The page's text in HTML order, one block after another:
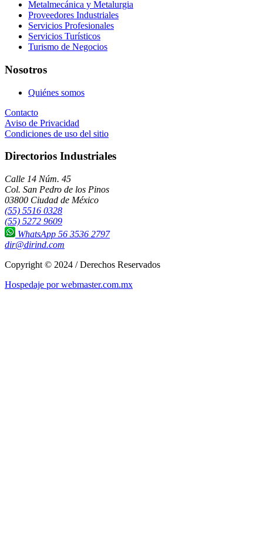
Metalmecánica y Metalurgia
Proveedores Industriales
Servicios Profesionales
Servicios Turísticos
Turismo de Negocios
Nosotros
Quiénes somos
Contacto
Aviso de Privacidad
Condiciones de uso del sitio
Directorios Industriales
Calle 14 Núm. 45
Col. San Pedro de los Pinos
03800 Ciudad de México
(55) 5516 0328
(55) 5272 9609
WhatsApp 56 3536 2797
dir@dirind.com
Copyright © 2024 / Derechos Reservados
Hospedaje por webmaster.com.mx